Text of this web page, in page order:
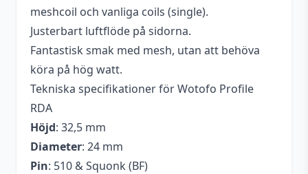
meshcoil och vanliga coils (single).
Justerbart luftflöde på sidorna.
Fantastisk smak med mesh, utan att behöva
köra på hög watt.
Tekniska specifikationer för Wotofo Profile
RDA
Höjd: 32,5 mm
Diameter: 24 mm
Pin: 510 & Squonk (BF)